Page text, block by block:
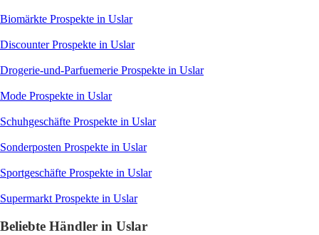
Biomärkte Prospekte in Uslar
DiscounterProspekte in Uslar
Drogerie-und-Parfuemerie Prospekte in Uslar
Mode Prospekte in Uslar
Schuhgeschäfte Prospekte in Uslar
Sonderposten Prospekte in Uslar
Sportgeschäfte Prospekte in Uslar
Supermarkt Prospekte in Uslar
Beliebte Händler in Uslar